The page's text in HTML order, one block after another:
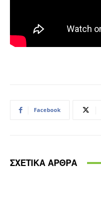
Facebook
ΣΧΕΤΙΚΑ ΑΡΘΡΑ